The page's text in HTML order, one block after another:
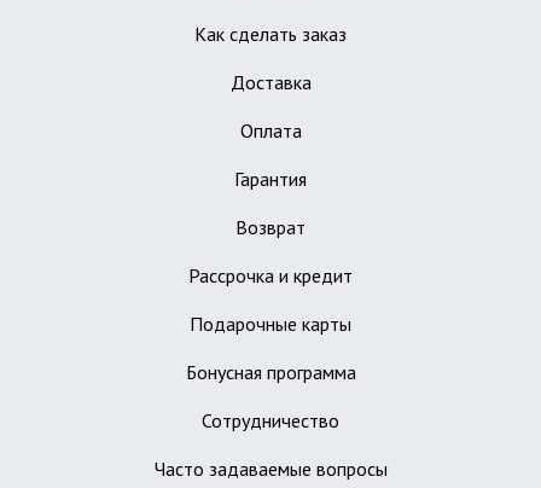
Как сделать заказ
Доставка
Оплата
Гарантия
Возврат
Рассрочка и кредит
Подарочные карты
Бонусная программа
Сотрудничество
Часто задаваемые вопросы